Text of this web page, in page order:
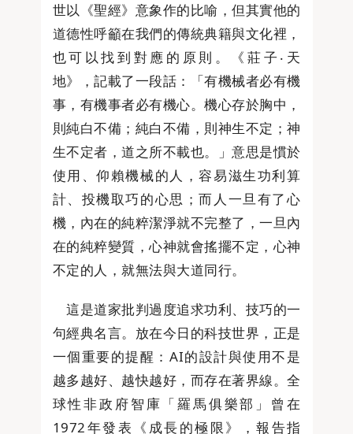
世以《聖經》意象作的比喻，但其實他的
道德性呼籲在我們的傳統典籍與文化裡，
也可以找到對應的原則。《莊子‧天
地》，記載了一段話：「有機械者必有機
事，有機事者必有機心。機心存於胸中，
則純白不備；純白不備，則神生不定；神
生不定者，道之所不載也。」意思是慣於
使用、仰賴機械的人，容易滋生功利算
計、投機取巧的心思；而人一旦有了心
機，內在的純粹潔淨就不完整了，一旦內
在的純粹變質，心神就會搖擺不定，心神
不定的人，就無法與大道同行。
這是道家批判過度追求功利、技巧的一
句經典名言。放在今日的科技世界，正是
一個重要的提醒：AI的設計與使用不是
越多越好、越快越好，而存在著界線。全
球性非政府智庫「羅馬俱樂部」曾在
1972年發表《成長的極限》，報告指